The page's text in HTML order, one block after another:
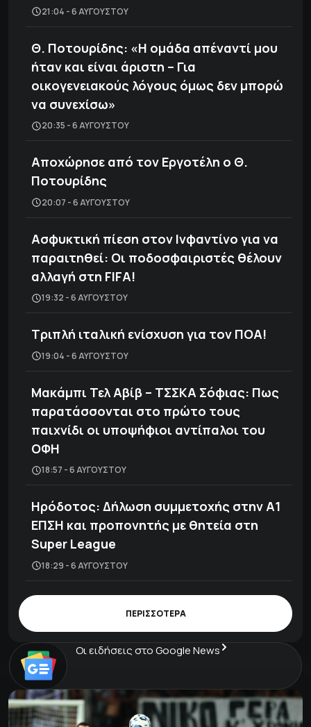
21:04 - 6 ΑΥΓΟΎΣΤΟΥ
Θ. Ποτουρίδης: «Η ομάδα απέναντί μου
ήταν και είναι άριστη – Για
οικογενειακούς λόγους όμως δεν μπορώ
να συνεχίσω»
20:35 - 6 ΑΥΓΟΎΣΤΟΥ
Αποχώρησε από τον Εργοτέλη ο Θ.
Ποτουρίδης
20:07 - 6 ΑΥΓΟΎΣΤΟΥ
Ασφυκτική πίεση στον Ινφαντίνο για να
παραιτηθεί: Οι ποδοσφαιριστές θέλουν
αλλαγή στη FIFA!
19:32 - 6 ΑΥΓΟΎΣΤΟΥ
Τριπλή ιταλική ενίσχυση για τον ΠΟΑ!
19:04 - 6 ΑΥΓΟΎΣΤΟΥ
Μακάμπι Τελ Αβίβ – ΤΣΣΚΑ Σόφιας: Πως
παρατάσσονται στο πρώτο τους
παιχνίδι οι υποψήφιοι αντίπαλοι του
ΟΦΗ
18:57 - 6 ΑΥΓΟΎΣΤΟΥ
Ηρόδοτος: Δήλωση συμμετοχής στην Α1
ΕΠΣΗ και προπονητής με θητεία στη
Super League
18:29 - 6 ΑΥΓΟΎΣΤΟΥ
ΠΕΡΙΣΣΟΤΕΡΑ
Οι ειδήσεις στο Google News